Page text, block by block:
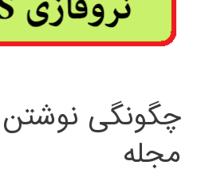
چگونگی
مجله